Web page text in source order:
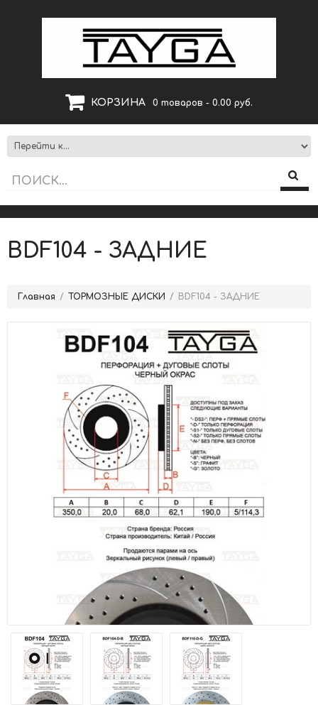
КОРЗИНА 0 товаров - 0.00 руб.
BDF104 - ЗАДНИЕ
Главная ТОРМОЗНЫЕ ДИСКИ BDF104 - ЗАДНИЕ